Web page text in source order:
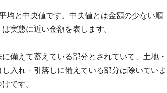
均と中央値です。中央値とは金額の少ない順
実態に近い金額を表します。
備えて蓄えている部分とされていて、土地・
入れ・引落しに備えている部分は除いていま
です。